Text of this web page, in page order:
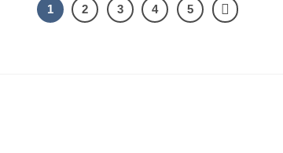
1 2 3 4 5